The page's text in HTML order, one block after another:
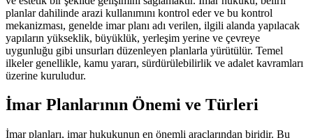
planlar dahilinde arazi kullanımını kontrol eder ve bu kontrol
mekanizması, genelde imar planı adı verilen, ilgili alanda yapılacak
yapıların yükseklik, büyüklük, yerleşim yerine ve çevreye
uygunluğu gibi unsurları düzenleyen planlarla yürütülür. Temel
ilkeler genellikle, kamu yararı, sürdürülebilirlik ve adalet kavramları
üzerine kuruludur.
İmar Planlarının Önemi ve Türleri
İmar planları, imar hukukunun en önemli araçlarından biridir. Bu